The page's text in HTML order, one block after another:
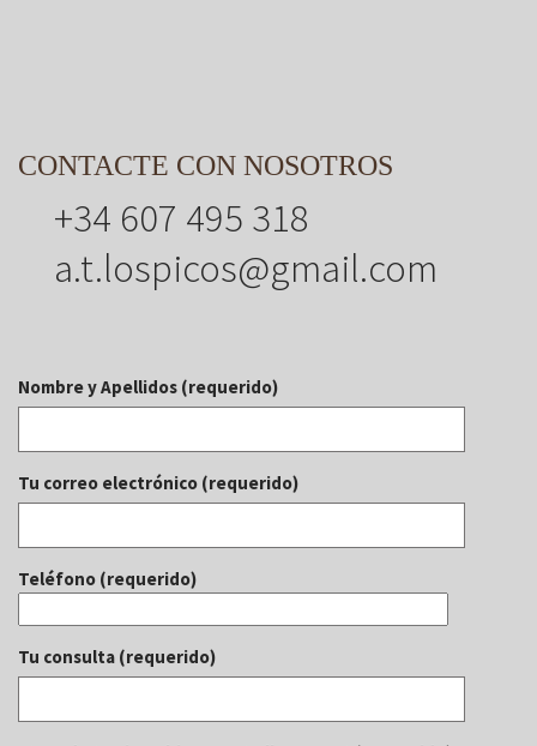
CONTACTE CON NOSOTROS
+34 607 495 318
a.t.lospicos@gmail.com
Nombre y Apellidos (requerido)
Tu correo electrónico (requerido)
Teléfono (requerido)
Tu consulta (requerido)